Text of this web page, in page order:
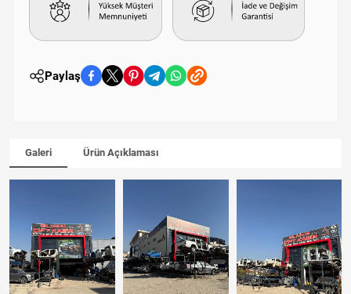
Paylaş
Galeri Ürün Açıklaması